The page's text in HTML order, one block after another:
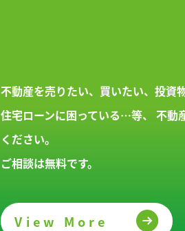
不動産を売りたい、買いたい、投資
住宅ローンに困っている…等、 不動
ください。
ご相談は無料です。
View More